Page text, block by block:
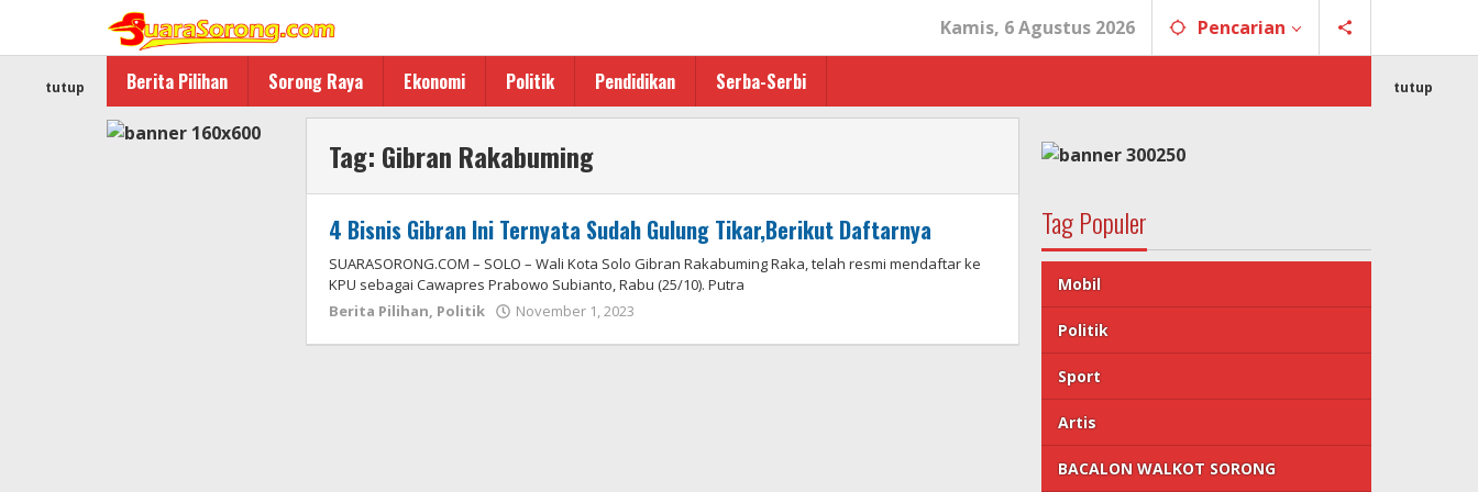
Kamis, 6 Agustus 2026 Pencarian
Berita Pilihan Sorong Raya Ekonomi Politik Pendidikan Serba-Serbi
tutup tutup
Tag: Gibran Rakabuming
4 Bisnis Gibran Ini Ternyata Sudah Gulung Tikar,Berikut Daftarnya
SUARASORONG.COM – SOLO – Wali Kota Solo Gibran Rakabuming Raka, telah resmi mendaftar ke
KPU sebagai Cawapres Prabowo Subianto, Rabu (25/10). Putra
Berita Pilihan, Politik November 1, 2023
Tag Populer
Mobil
Politik
Sport
Artis
BACALON WALKOT SORONG